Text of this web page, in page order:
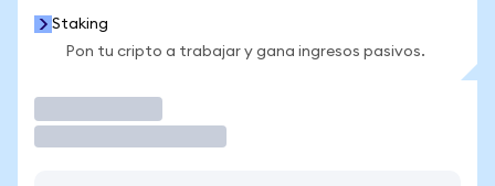
Staking
Pon tu cripto a trabajar y gana ingresos pasivos.